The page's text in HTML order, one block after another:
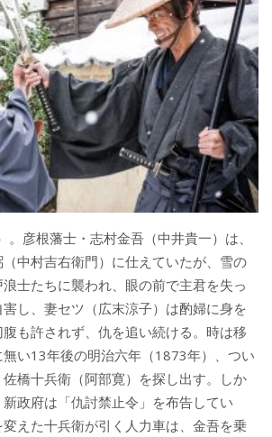
彦根藩士・志村金吾（中井貴一）は、
中村吉右衛門）に仕えていたが、雪の
士たちに襲われ、眼の前で主君を失っ
し、妻セツ（広末涼子）は酌婦に身を
も許されず、仇を追い続ける。時は移
無い13年後の明治六年（1873年）、つい
橋十兵衛（阿部寛）を探し出す。しか
政府は「仇討禁止令」を布告してい
えた十兵衛が引く人力車は、金吾を乗